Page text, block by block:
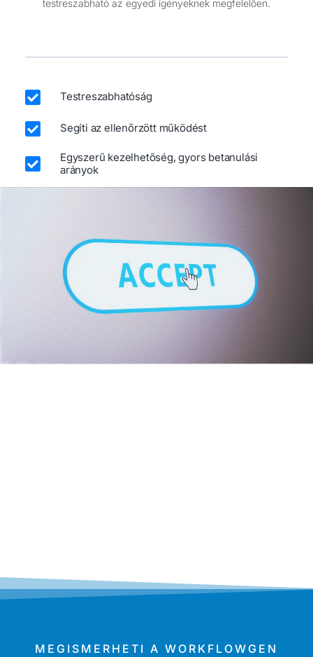
testreszabható az egyedi igényeknek megfelelően.
Testreszabhatóság
Segíti az ellenőrzött működést
Egyszerű kezelhetőség, gyors betanulási
arányok
MEGISMERHETI A WORKFLOWGEN